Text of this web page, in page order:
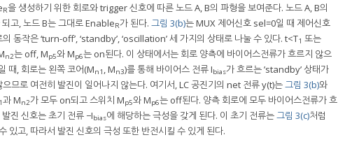
R을 생성하기 위한 회로와 trigger 신호에 따른 노드 A, B의 파형을 보여준다. 노드 A, B의
되고, 노드 B는 그대로 EnableR가 된다. 그림 3(b)는 MUX 제어신호 sel=0일 때 제어신호
동작은 ‘turn-off’, ‘standby’, ‘oscillation’ 세 가지의 상태로 나눌 수 있다. t<T1 또는
n2는 off, Mp5와 Mp6는 on된다. 이 상태에서는 회로 양측에 바이어스전류가 흐르지 않으
때, 회로는 왼쪽 코어(Mn1 , Mn3)를 통해 바이어스 전류 Ibias가 흐르는 ’standby’ 상태가
므로 여전히 발진이 일어나지 않는다. 여기서, LC 공진기의 net 전류 y(t)는그림 3(b)와
과 Mn2가 모두 on되고 스위치 Mp5와 Mp6는 off된다. 양측 회로에 모두 바이어스전류가 흐
진 신호는 초기 전류 −Ibias에 해당하는 극성을 갖게 된다. 이 초기 전류는그림 3(c)처럼
있고, 따라서 발진 신호의 극성 또한 반전시킬 수 있게 된다.